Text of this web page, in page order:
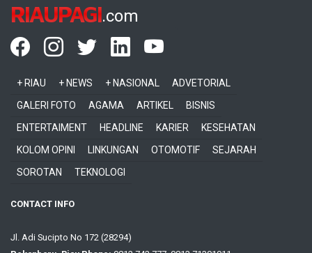
RIAUPAGI.com
+ RIAU + NEWS + NASIONAL
ADVETORIAL
GALERI FOTO
AGAMA ARTIKEL
BISNIS
ENTERTAIMENT
HEADLINE KARIER
KESEHATAN
KOLOM OPINI
LINKUNGAN OTOMOTIF
SEJARAH
SOROTAN
TEKNOLOGI
CONTACT INFO
Jl. Adi Sucipto No 172 (28294)